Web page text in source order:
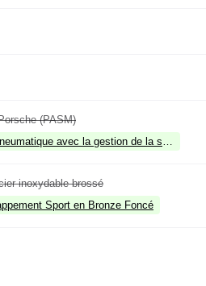
(PASM)
avec la gestion de la
inoxydable brossé
Sport en Bronze Foncé